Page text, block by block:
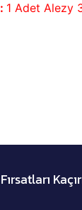
1 Adet Alezy